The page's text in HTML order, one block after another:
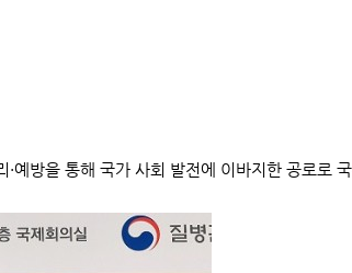
예방을 통해 국가 사회 발전에 이바지한 공로로